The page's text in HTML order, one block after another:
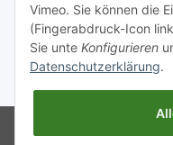
Vimeo. Sie können die
(Fingerabdruck-Icon
Sie unte Konfigurieren
Datenschutzerklärung.